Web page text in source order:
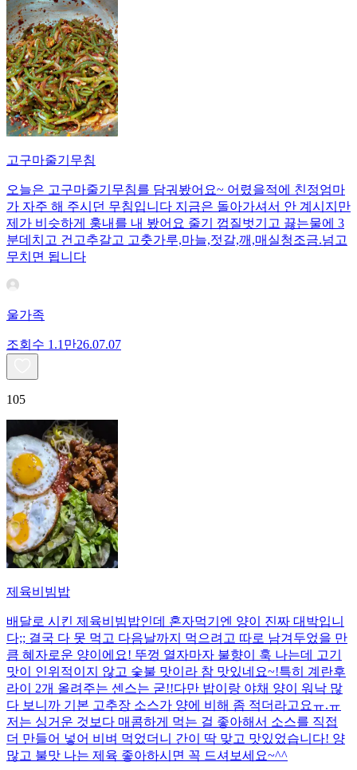
고구마줄기무침
오늘은 고구마줄기무침를 담궈봤어요~ 어렸을적에 친정엄마
가 자주 해 주시던 무침입니다 지금은 돌아가셔서 안 계시지만
제가 비슷하게 훙내를 내 봤어요 줄기 껍질벗기고 끓는물에 3
분데치고 건고추갈고 고춧가루,마늘,젓갈,깨,매실청조금.넘고
무치면 됩니다
울가족
조회수 1.1만26.07.07
105
제육비빔밥
배달로 시킨 제육비빔밥인데 혼자먹기엔 양이 진짜 대박입니
다;; 결국 다 못 먹고 다음날까지 먹으려고 따로 남겨두었을 만
큼 혜자로운 양이에요! 뚜껑 열자마자 불향이 훅 나는데 고기
맛이 인위적이지 않고 숯불 맛이라 참 맛있네요~!특히 계란후
라이 2개 올려주는 센스는 굳!! ​다만 밥이랑 야채 양이 워낙 많
다 보니까 기본 고추장 소스가 양에 비해 좀 적더라고요ㅠ.ㅠ
저는 싱거운 것보다 매콤하게 먹는 걸 좋아해서 소스를 직접
더 만들어 넣어 비벼 먹었더니 간이 딱 맞고 맛있었습니다! 양
많고 불맛 나는 제육 좋아하시면 꼭 드셔보세요~^^